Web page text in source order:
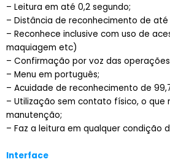
– Leitura em até 0,2 segundo;
– Distância de reconhecimento de até
– Reconhece inclusive com uso de
maquiagem etc)
– Confirmação por voz das
– Menu em português;
– Acuidade de reconhecimento de
– Utilização sem contato físico, o que
manutenção;
– Faz a leitura em qualquer condição
Interface